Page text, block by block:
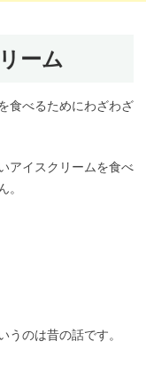
ーム
食べるためにわざわざ
アイスクリームを食べ
のは昔の話です。